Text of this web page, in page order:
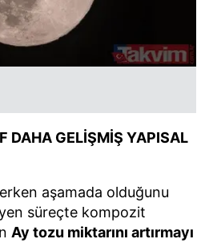
DAHA GELİŞMİŞ YAPISAL
aşamada olduğunu
süreçte kompozit
Ay tozu miktarını artırmayı